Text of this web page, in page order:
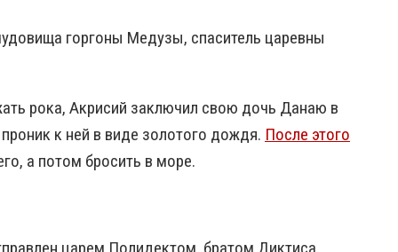
горгоны Медузы, спаситель царевны
рока, Акрисий заключил свою дочь Данаю в
к ней в виде золотого дождя. После этого
а потом бросить в море.